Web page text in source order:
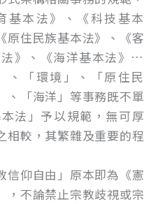
基本法》、《科技基本
原住民族基本法》、《客
》、《海洋基本法》…
、「環境」、「原住民
、「海洋」等事務既不單
法」予以規範，無可厚
相較，其繁雜及重要的程
信仰自由」原本即為《憲
，不論禁止宗教歧視或宗